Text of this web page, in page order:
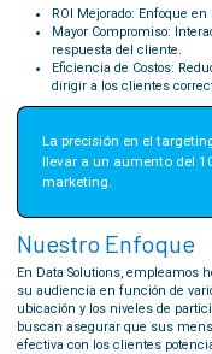
ROI Mejorado: Enfoque
Mayor Compromiso:
respuesta del cliente.
Eficiencia de Costos:
dirigir a los clientes
La precisión en el
llevar a un aumento del
marketing.
Nuestro Enfoque
En Data Solutions, empleamos
su audiencia en función de
ubicación y los niveles de
buscan asegurar que sus
efectiva con los clientes